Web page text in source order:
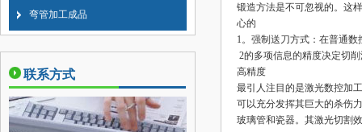
弯管加工成品
联系方式
锻造方法是不可忽视的。这
心的
1。强制送刀方式：在普通
2的多项信息的精度决定切
高精度
最引人注目的是激光数控加
可以充分发挥其巨大的杀伤
玻璃管和瓷器。其激光切割